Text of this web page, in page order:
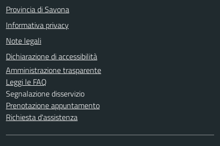
Provincia di Savona
Informativa privacy
Note legali
Dichiarazione di accessibilità
Amministrazione trasparente
Leggi le FAQ
Segnalazione disservizio
Prenotazione appuntamento
Richiesta d'assistenza